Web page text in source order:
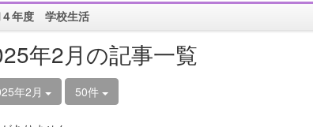
年度 学校生活
年2月の記事一覧
年2月 50件